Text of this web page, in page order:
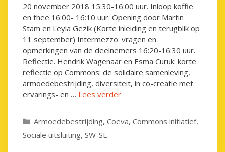
20 november 2018 15:30-16:00 uur. Inloop koffie
en thee 16:00- 16:10 uur. Opening door Martin
Stam en Leyla Gezik (Korte inleiding en terugblik op
11 september) Intermezzo: vragen en
opmerkingen van de deelnemers 16:20-16:30 uur.
Reflectie. Hendrik Wagenaar en Esma Curuk: korte
reflectie op Commons: de solidaire samenleving,
armoedebestrijding, diversiteit, in co-creatie met
ervarings- en … Lees verder
Categorieën
Armoedebestrijding, Coeva, Commons initiatief,
Sociale uitsluiting, SW-SL